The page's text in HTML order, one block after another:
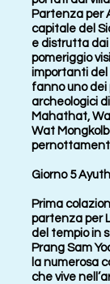
Partenza per
capitale del
e distrutta dai
pomeriggio
importanti del
fanno uno dei
archeologici
Mahathat,
Wat
Giorno 5
Prima
partenza per
del tempio in
Prang Sam
la numerosa
che vive